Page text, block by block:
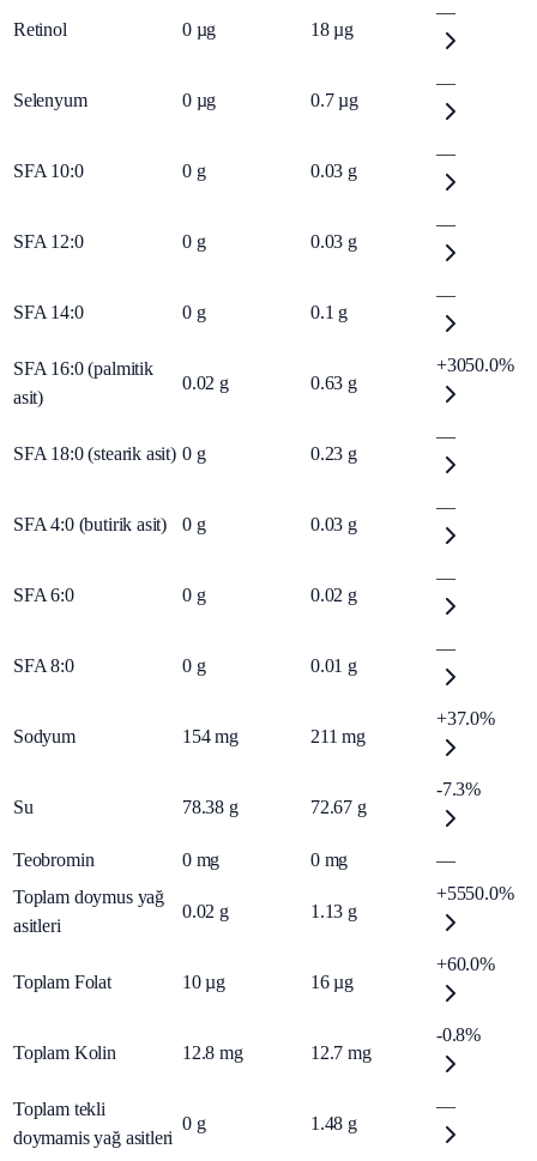
Retinol 0 µg 18 µg
—
Selenyum 0 µg 0.7 µg
—
SFA 10:0 0 g 0.03 g
—
SFA 12:0 0 g 0.03 g
—
SFA 14:0 0 g 0.1 g
—
SFA 16:0 (palmitik
asit)
0.02 g 0.63 g
+3050.0%
SFA 18:0 (stearik asit) 0 g 0.23 g
—
SFA 4:0 (butirik asit) 0 g 0.03 g
—
SFA 6:0 0 g 0.02 g
—
SFA 8:0 0 g 0.01 g
—
Sodyum 154 mg 211 mg
+37.0%
Su 78.38 g 72.67 g
-7.3%
Teobromin 0 mg 0 mg
—
Toplam doymus yağ
asitleri
0.02 g 1.13 g
+5550.0%
Toplam Folat 10 µg 16 µg
+60.0%
Toplam Kolin 12.8 mg 12.7 mg
-0.8%
Toplam tekli
doymamis yağ asitleri
0 g 1.48 g
—